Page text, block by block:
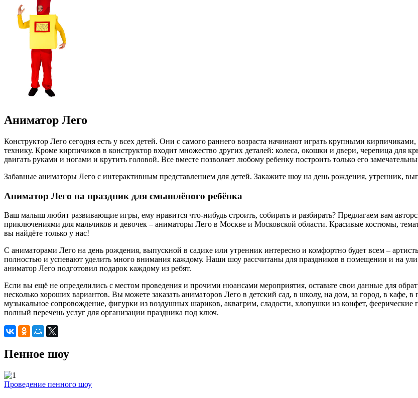
Аниматор Лего
Конструктор Лего сегодня есть у всех детей. Они с самого раннего возраста начинают играть крупными
технику. Кроме кирпичиков в конструктор входит множество других деталей: колеса, окошки и двери, черепица для
двигать руками и ногами и крутить головой. Все вместе позволяет любому ребенку построить только его
Забавные аниматоры Лего с интерактивным представлением для детей. Закажите шоу на день рождения, утренник,
Аниматор Лего на праздник для смышлёного ребёнка
Ваш малыш любит развивающие игры, ему нравится что-нибудь строить, собирать и разбирать? Предлагаем вам
приключениями для мальчиков и девочек – аниматоры Лего в Москве и Московской области. Красивые костюмы,
вы найдёте только у нас!
С аниматорами Лего на день рождения, выпускной в садике или утренник интересно и комфортно будет всем –
полностью и успевают уделить много внимания каждому. Наши шоу рассчитаны для праздников в помещении и на
аниматор Лего подготовил подарок каждому из ребят.
Если вы ещё не определились с местом проведения и прочими нюансами мероприятия, оставьте свои данные для
несколько хороших вариантов. Вы можете заказать аниматоров Лего в детский сад, в школу, на дом, за город, в кафе,
музыкальное сопровождение, фигурки из воздушных шариков, аквагрим, сладости, хлопушки из конфет, феерические
полный перечень услуг для организации праздника под ключ.
Пенное шоу
Проведение пенного шоу